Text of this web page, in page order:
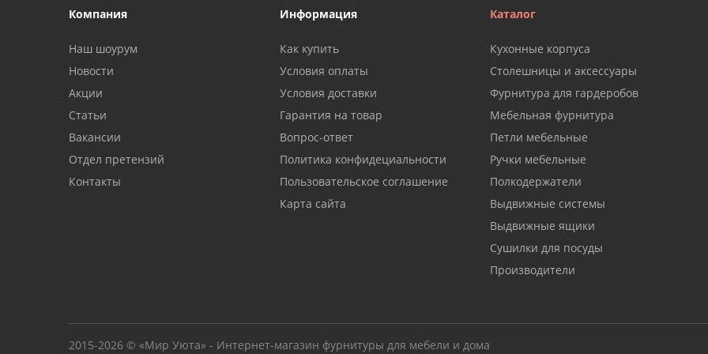
Компания
Наш шоурум
Новости
Акции
Статьи
Вакансии
Отдел претензий
Контакты
Информация
Как купить
Условия оплаты
Условия доставки
Гарантия на товар
Вопрос-ответ
Политика конфидециальности
Пользовательское соглашение
Карта сайта
Каталог
Кухонные корпуса
Столешницы и аксессуары
Фурнитура для гардеробов
Мебельная фурнитура
Петли мебельные
Ручки мебельные
Полкодержатели
Выдвижные системы
Выдвижные ящики
Сушилки для посуды
Производители
2015-2026 © «Мир Уюта» - Интернет-магазин фурнитуры для мебели и дома